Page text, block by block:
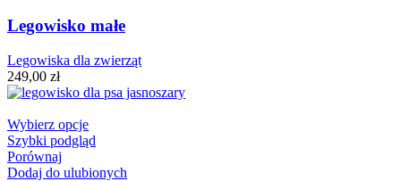
Legowisko małe
Legowiska dla zwierząt
249,00 zł
Wybierz opcje
Szybki podgląd
Porównaj
Dodaj do ulubionych